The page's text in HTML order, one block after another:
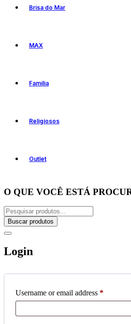
Brisa do Mar
MAX
Família
Religiosos
Outlet
O QUE VOCÊ ESTÁ
Buscar produtos
Login
Username or email address *